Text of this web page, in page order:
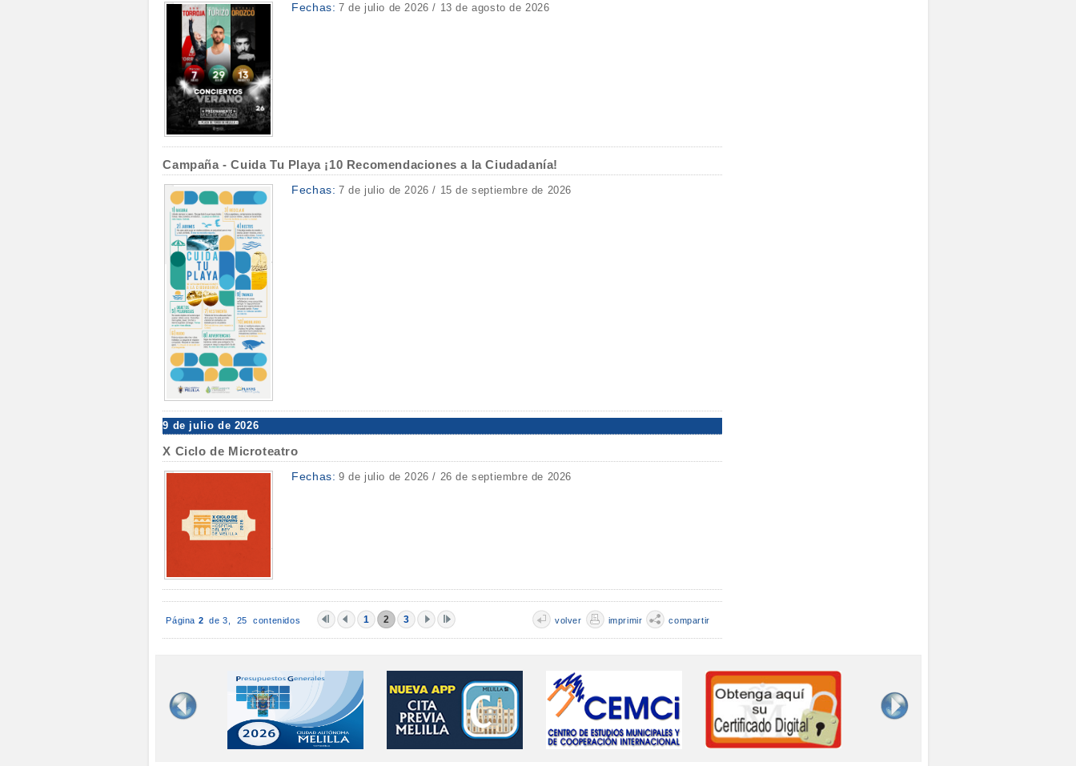
Fechas: 7 de julio de 2026 / 13 de agosto de 2026
Campaña - Cuida Tu Playa ¡10 Recomendaciones a la Ciudadanía!
Fechas: 7 de julio de 2026 / 15 de septiembre de 2026
9 de julio de 2026
X Ciclo de Microteatro
Fechas: 9 de julio de 2026 / 26 de septiembre de 2026
Página 2 de 3, 25 contenidos 1 2 3 volver imprimir compartir